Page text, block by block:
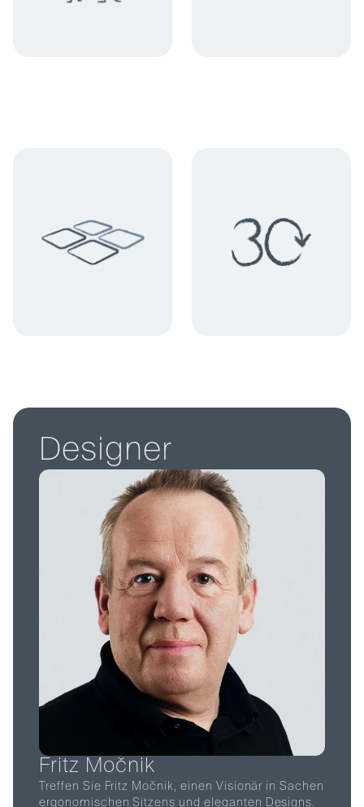
Designer
Fritz Močni k
Treffen Sie Fritz Močnik, einen Visionär in Sachen
ergonomischen Sitzens und eleganten Designs.